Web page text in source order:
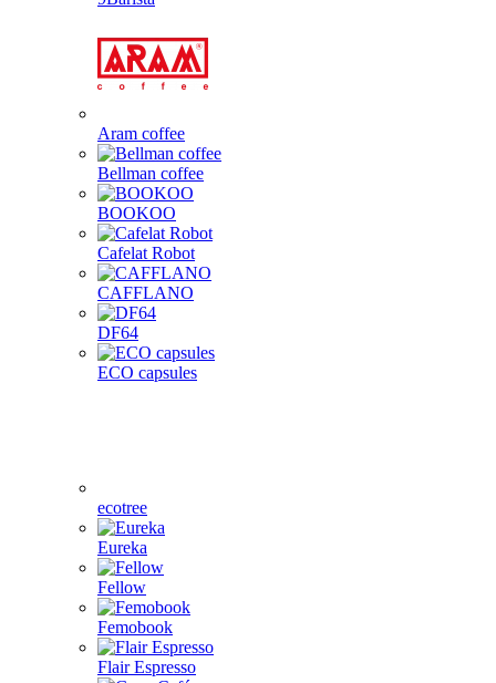
Aram coffee
Bellman coffee
BOOKOO
Cafelat Robot
CAFFLANO
DF64
ECO capsules
ecotree
Eureka
Fellow
Femobook
Flair Espresso